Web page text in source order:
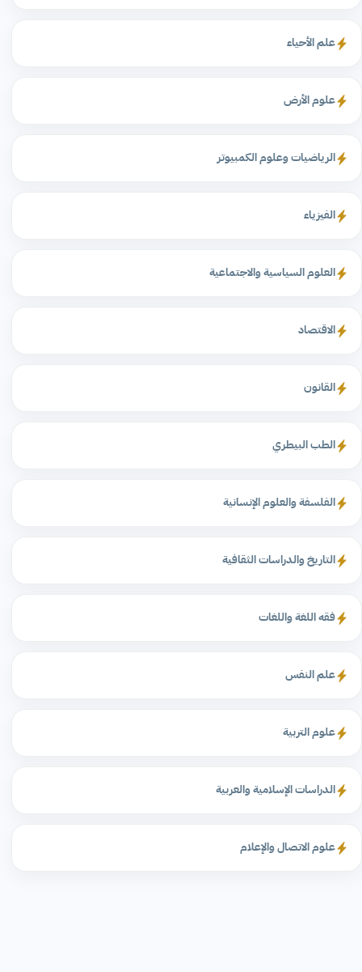
علم الأحياء
علوم الأرض
الرياضيات وعلوم الكمبيوتر
الفيزياء
العلوم السياسية والاجتماعية
الاقتصاد
القانون
الطب البيطري
الفلسفة والعلوم الإنسانية
التاريخ والدراسات الثقافية
فقه اللغة واللغات
علم النفس
علوم التربية
الدراسات الإسلامية والعربية
علوم الاتصال والإعلام